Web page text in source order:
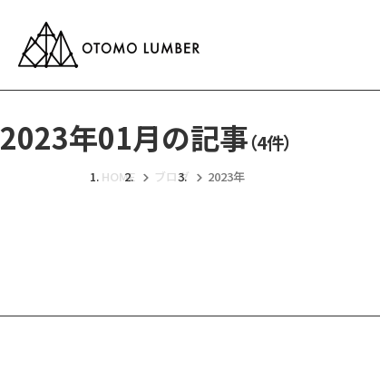
2023年01月の記事（4件）
HOME ブログ 2023年